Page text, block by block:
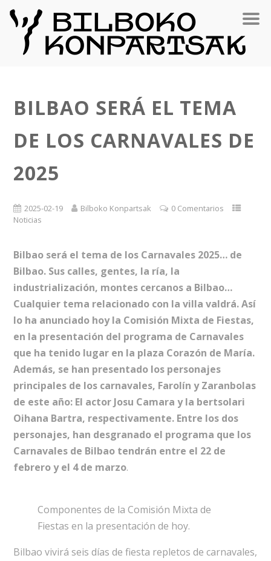
BILBAO SERÁ EL TEMA
DE LOS CARNAVALES DE
2025
2025-02-19 Bilboko Konpartsak
0 Comentarios
Noticias
Bilbao será el tema de los Carnavales 2025… de
Bilbao. Sus calles, gentes, la ría, la
industrialización, montes cercanos a Bilbao…
Cualquier tema relacionado con la villa valdrá. Así
lo ha anunciado hoy la Comisión Mixta de Fiestas,
en la presentación del programa de Carnavales
que ha tenido lugar en la plaza Corazón de María.
Además, se han presentado los personajes
principales de los carnavales, Farolín y Zaranbolas
de este año: El actor Josu Camara y la bertsolari
Oihana Bartra, respectivamente. Entre los dos
personajes, han desgranado el programa que los
Carnavales de Bilbao tendrán entre el 22 de
febrero y el 4 de marzo.
Componentes de la Comisión Mixta de
Fiestas en la presentación de hoy.
Bilbao vivirá seis días de fiesta repletos de carnavales,